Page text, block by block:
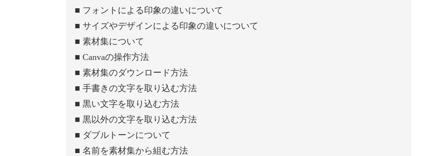
■ フォントによる印象の違いについて
■ サイズやデザインによる印象の違いについて
■ 素材集について
■ Canvaの操作方法
■ 素材集のダウンロード方法
■ 手書きの文字を取り込む方法
■ 黒い文字を取り込む方法
■ 黒以外の文字を取り込む方法
■ ダブルトーンについて
■ 名前を素材集から組む方法